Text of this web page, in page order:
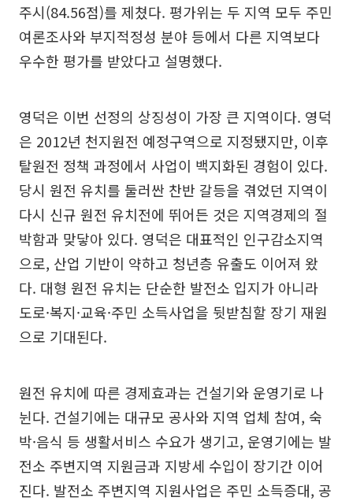
주시(84.56점)를 제쳤다. 평가위는 두 지역 모두 주민
여론조사와 부지적정성 분야 등에서 다른 지역보다
우수한 평가를 받았다고 설명했다.
영덕은 이번 선정의 상징성이 가장 큰 지역이다. 영덕
은 2012년 천지원전 예정구역으로 지정됐지만, 이후
탈원전 정책 과정에서 사업이 백지화된 경험이 있다.
당시 원전 유치를 둘러싼 찬반 갈등을 겪었던 지역이
다시 신규 원전 유치전에 뛰어든 것은 지역경제의 절
박함과 맞닿아 있다. 영덕은 대표적인 인구감소지역
으로, 산업 기반이 약하고 청년층 유출도 이어져 왔
다. 대형 원전 유치는 단순한 발전소 입지가 아니라
도로·복지·교육·주민 소득사업을 뒷받침할 장기 재원
으로 기대된다.
원전 유치에 따른 경제효과는 건설기와 운영기로 나
뉜다. 건설기에는 대규모 공사와 지역 업체 참여, 숙
박·음식 등 생활서비스 수요가 생기고, 운영기에는 발
전소 주변지역 지원금과 지방세 수입이 장기간 이어
진다. 발전소 주변지역 지원사업은 주민 소득증대, 공